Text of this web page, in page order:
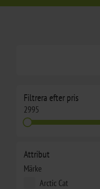
Filtrera efter pris
2995
Attribut
Märke
Arctic Cat